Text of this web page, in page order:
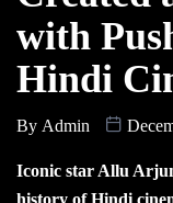
with
Hindi
By Admin
Iconic star Allu